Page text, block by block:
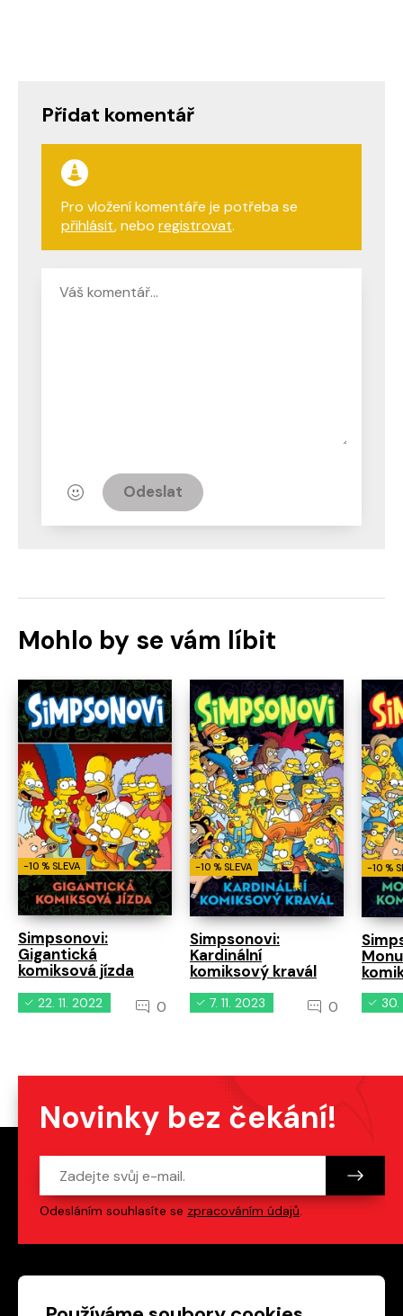
Přidat komentář
Pro vložení komentáře je potřeba se
přihlásit, nebo registrovat.
Odeslat
Mohlo by se vám líbit
-10 % SLEVA
Simpsonovi:
Gigantická
komiksová jízda
22. 11. 2022 0
-10 % SLEVA
Simpsonovi:
Kardinální
komiksový kravál
7. 11. 2023 0
-10 %
30.
Novinky bez čekání!
Odesláním souhlasíte se zpracováním údajů.
Patička webu Odkazy na sociální